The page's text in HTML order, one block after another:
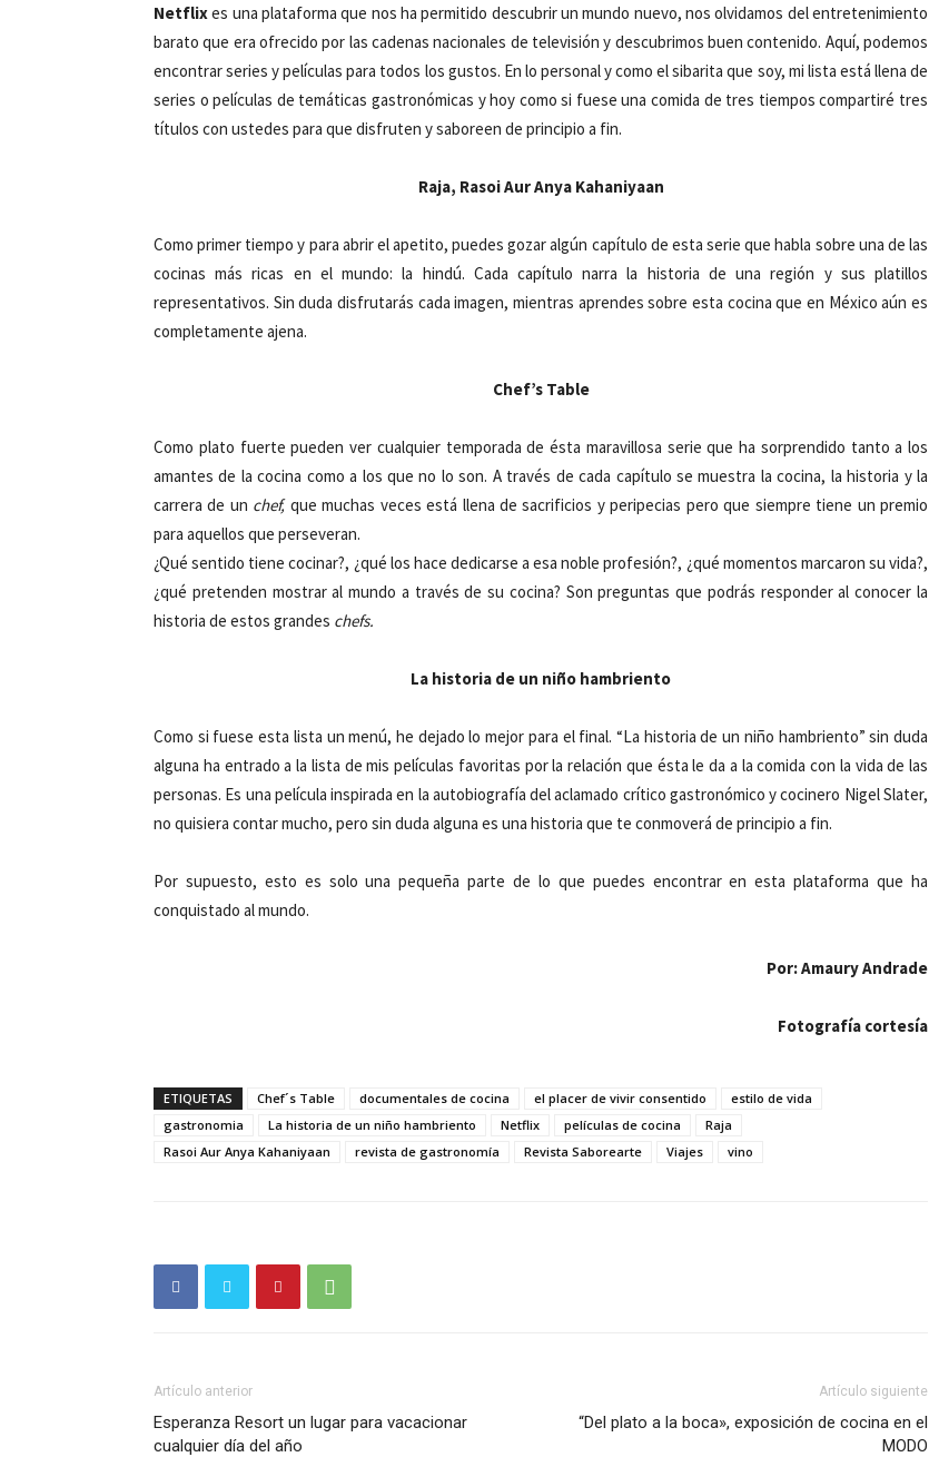
Netflixes una plataforma que nos ha permitido descubrir un mundo nuevo, nos olvidamos del entretenimiento
barato que era ofrecido por las cadenas nacionales de televisión y descubrimos buen contenido. Aquí, podemos
encontrar series y películas para todos los gustos. En lo personal y como el sibarita que soy, mi lista está llena de
series o películas de temáticas gastronómicas y hoy como si fuese una comida de tres tiempos compartiré tres
títulos con ustedes para que disfruten y saboreen de principio a fin.
Raja, Rasoi Aur Anya Kahaniyaan
Como primer tiempo y para abrir el apetito, puedes gozar algún capítulo de esta serie que habla sobre una de las
cocinas más ricas en el mundo: la hindú. Cada capítulo narra la historia de una región y sus platillos
representativos. Sin duda disfrutarás cada imagen, mientras aprendes sobre esta cocina que en México aún es
completamente ajena.
Chef’s Table
Como plato fuerte pueden ver cualquier temporada de ésta maravillosa serie que ha sorprendido tanto a los
amantes de la cocina como a los que no lo son. A través de cada capítulo se muestra la cocina, la historia y la
carrera de un chef,que muchas veces está llena de sacrificios y peripecias pero que siempre tiene un premio
para aquellos que perseveran.
¿Qué sentido tiene cocinar?, ¿qué los hace dedicarse a esa noble profesión?, ¿qué momentos marcaron su vida?,
¿qué pretenden mostrar al mundo a través de su cocina? Son preguntas que podrás responder al conocer la
historia de estos grandes chefs.
La historia de un niño hambriento
Como si fuese esta lista un menú, he dejado lo mejor para el final. “La historia de un niño hambriento” sin duda
alguna ha entrado a la lista de mis películas favoritas por la relación que ésta le da a la comida con la vida de las
personas. Es una película inspirada en la autobiografía del aclamado crítico gastronómico y cocinero Nigel Slater,
no quisiera contar mucho, pero sin duda alguna es una historia que te conmoverá de principio a fin.
Por supuesto, esto es solo una pequeña parte de lo que puedes encontrar en esta plataforma que ha
conquistado al mundo.
Por: Amaury Andrade
Fotografía cortesía
ETIQUETAS Chef´s Table documentales de cocina el placer de vivir consentido
estilo de vida
gastronomia
La historia de un niño hambriento Netflix películas de cocina
Raja
Rasoi Aur Anya Kahaniyaan
revista de gastronomía Revista Saborearte Viajes vino
Artículo anterior
Esperanza Resort un lugar para vacacionar
cualquier día del año
Artículo siguiente
“Del plato a la boca», exposición de cocina en el
MODO